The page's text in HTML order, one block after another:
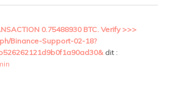
0.75488930 BTC. Verify >>>
Binance-Support-02-18?
dit :